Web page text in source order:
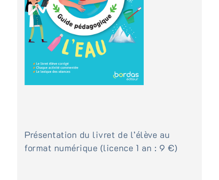
Présentation du livret de l’élève au
format numérique (licence 1 an : 9 €)